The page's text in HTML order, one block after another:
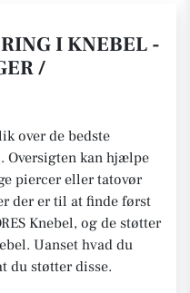
I KNEBEL -
/
over de bedste
Oversigten kan hjælpe
piercer eller tatovør
der er til at finde først
Knebel, og de støtter
Uanset hvad du
du støtter disse.